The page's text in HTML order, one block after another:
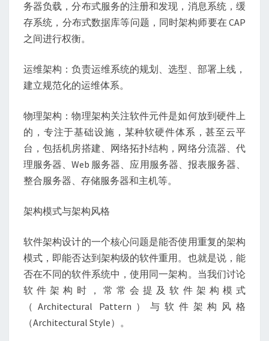
务器负载，分布式服务的注册和发现，消息系统，缓
存系统，分布式数据库等问题，同时架构师要在 CAP
之间进行权衡。
运维架构：负责运维系统的规划、选型、部署上线，
建立规范化的运维体系。
物理架构：物理架构关注软件元件是如何放到硬件上
的，专注于基础设施，某种软硬件体系，甚至云平
台，包括机房搭建、网络拓扑结构，网络分流器、代
理服务器、Web 服务器、应用服务器、报表服务器、
整合服务器、存储服务器和主机等。
架构模式与架构风格
软件架构设计的一个核心问题是能否使用重复的架构
模式，即能否达到架构级的软件重用。也就是说，能
否在不同的软件系统中，使用同一架构。当我们讨论
软件架构时，常常会提及软件架构模式
（Architectural Pattern）与软件架构风格
（Architectural Style）。